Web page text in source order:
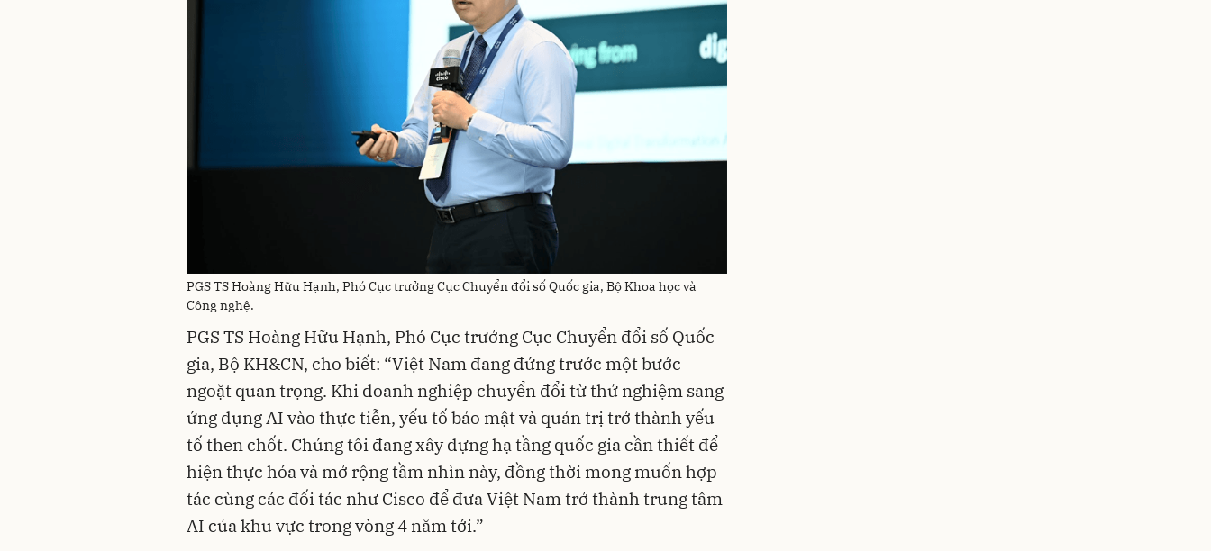
PGS TS Hoàng Hữu Hạnh, Phó Cục trưởng Cục Chuyển đổi số Quốc gia, Bộ Khoa học và
Công nghệ.
PGS TS Hoàng Hữu Hạnh, Phó Cục trưởng Cục Chuyển đổi số Quốc
gia, Bộ KH&CN, cho biết: “Việt Nam đang đứng trước một bước
ngoặt quan trọng. Khi doanh nghiệp chuyển đổi từ thử nghiệm sang
ứng dụng AI vào thực tiễn, yếu tố bảo mật và quản trị trở thành yếu
tố then chốt. Chúng tôi đang xây dựng hạ tầng quốc gia cần thiết để
hiện thực hóa và mở rộng tầm nhìn này, đồng thời mong muốn hợp
tác cùng các đối tác như Cisco để đưa Việt Nam trở thành trung tâm
AI của khu vực trong vòng 4 năm tới.”